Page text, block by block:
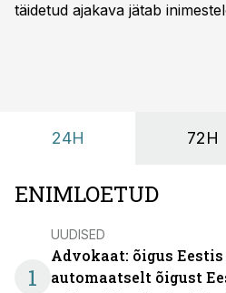
täidetud ajakava jätab
24H 72H
ENIMLOETUD
1
UUDISED
Advokaat: õigus
automaatselt õigust